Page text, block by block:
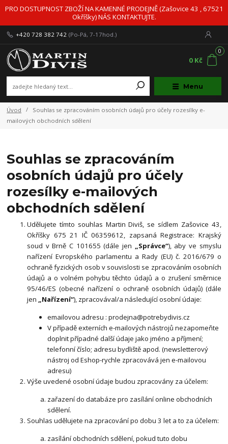
PRO DOSTUPNOST ZBOŽÍ NA KAMENNÉ PRODEJNĚ (Zašovice 43 , 67521
Okříšky) NÁS KONTAKTUJTE.
Menu
+420 728 382 742 (Po-Pá, 7-17hod.)
0
0 Kč
Úvod
Souhlas se zpracováním osobních údajů pro účely rozesílky e-
mailových obchodních sdělení
Souhlas se zpracováním
osobních údajů pro účely
rozesílky e-mailových
obchodních sdělení
Udělujete tímto souhlas Martin Diviš, se sídlem Zašovice 43,
Okříšky 675 21 IČ 06359612, zapsaná Registrace: Krajský
soud v Brně C 101655(dále jen „Správce“), aby ve smyslu
nařízení Evropského parlamentu a Rady (EU) č. 2016/679 o
ochraně fyzických osob v souvislosti se zpracováním osobních
údajů a o volném pohybu těchto údajů a o zrušení směrnice
95/46/ES (obecné nařízení o ochraně osobních údajů) (dále
jen „Nařízení“), zpracovával/a následující osobní údaje:
emailovou adresu : prodejna@potrebydivis.cz
V případě externích e-mailových nástrojů nezapomeňte
doplnit případné další údaje jako jméno a příjmení;
telefonní číslo; adresu bydliště apod. (newsletterový
nástroj od Eshop-rychle zpracovává jen e-mailovou
adresu)
Výše uvedené osobní údaje budou zpracovány za účelem:
zařazení do databáze pro zasílání online obchodních
sdělení.
Souhlas udělujete na zpracování po dobu 3 let ato za účelem:
zasílání obchodních sdělení, pokud tuto dobu